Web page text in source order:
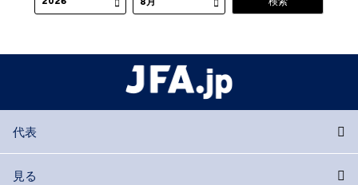
代表
見る